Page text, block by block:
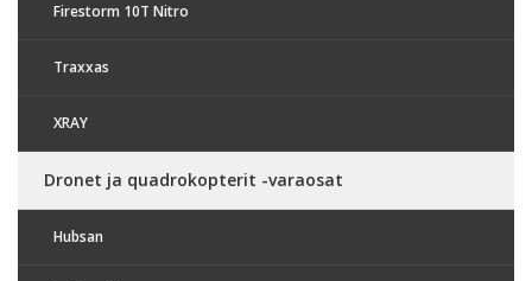
Firestorm 10T Nitro
Traxxas
XRAY
Dronet ja quadrokopterit -varaosat
Hubsan